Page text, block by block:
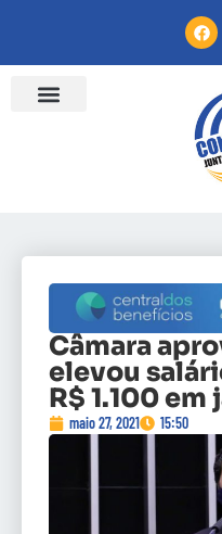
Câmara
elevou
R$ 1.100 em
maio 27, 2021 15:50